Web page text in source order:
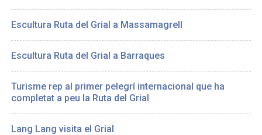
Escultura Ruta del Grial a Massamagrell
Escultura Ruta del Grial a Barraques
Turisme rep al primer pelegrí internacional que ha
completat a peu la Ruta del Grial
Lang Lang visita el Grial